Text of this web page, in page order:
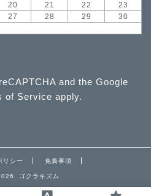
20 21 22
23
27 28 29
30
and the Google
of Service apply.
リシー 免責事項
ゴクラキズム